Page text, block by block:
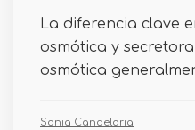
La diferencia clave
osmótica y
osmótica
Sonia Candelaria